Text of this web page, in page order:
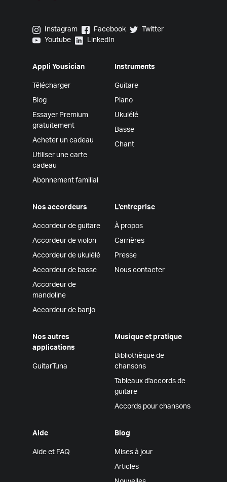
Yousician on Instagram
Instagram Yousician on Facebook
Facebook Yousician on Twitter
Twitter
Yousician on Youtube
Youtube Yousician on LinkedIn
LinkedIn
Appli Yousician
Télécharger
Blog
Essayer Premium
gratuitement
Acheter un cadeau
Utiliser une carte
cadeau
Abonnement familial
Instruments
Guitare
Piano
Ukulélé
Basse
Chant
Nos accordeurs
Accordeur de guitare
Accordeur de violon
Accordeur de ukulélé
Accordeur de basse
Accordeur de
mandoline
Accordeur de banjo
L'entreprise
À propos
Carrières
Presse
Nous contacter
Nos autres
applications
GuitarTuna
Musique et pratique
Bibliothèque de
chansons
Tableaux d'accords de
guitare
Accords pour chansons
Aide
Aide et FAQ
Blog
Mises à jour
Articles